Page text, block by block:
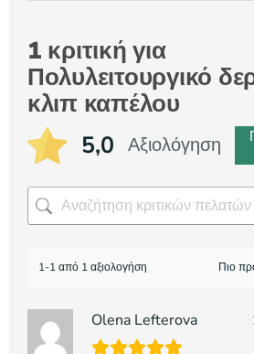
1 κριτική για
Πολυλειτουργικό
κλιπ καπέλου
5,0 Αξιολόγηση
1-1 από 1 αξιολογήση
Olena Lefterova